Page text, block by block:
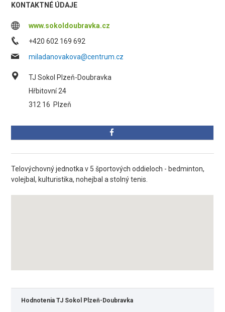
KONTAKTNÉ ÚDAJE
www.sokoldoubravka.cz
+420 602 169 692
miladanovakova@centrum.cz
TJ Sokol Plzeň-Doubravka
Hřbitovní 24
312 16 Plzeň
Telovýchovný jednotka v 5 športových oddieloch - bedminton,
volejbal, kulturistika, nohejbal a stolný tenis.
Hodnotenia TJ Sokol Plzeň-Doubravka